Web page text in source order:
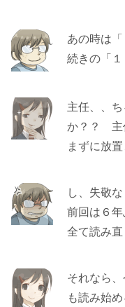
あの時は
続きの「１
主任、、
か？？ 主
まずに放置
し、失敬
前回は６
全て読み直
それなら
も読み始